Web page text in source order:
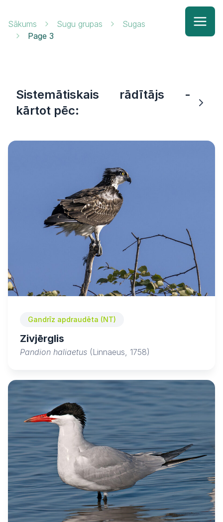
Sākums Sugu grupas
Sugas
Page 3
Sistemātiskais rādītājs -
kārtot pēc:
Gandrīz apdraudēta (NT)
Zivjērglis
Pandion haliaetus (Linnaeus, 1758)